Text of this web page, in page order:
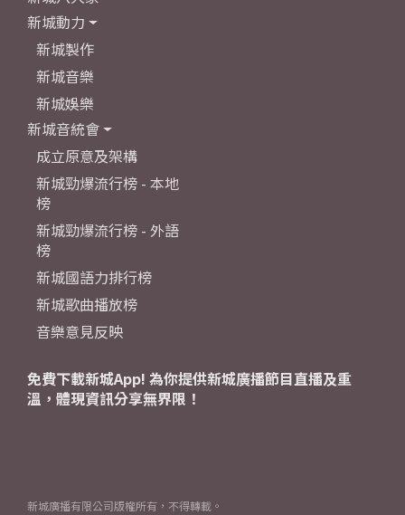
新城動力
新城製作
新城音樂
新城娛樂
新城音統會
成立原意及架構
新城勁爆流行榜 - 本地
榜
新城勁爆流行榜 - 外語
榜
新城國語力排行榜
新城歌曲播放榜
音樂意見反映
免費下載新城App! 為你提供新城廣播節目直播及重
溫，體現資訊分享無界限！
新城廣播有限公司版權所有，不得轉載。